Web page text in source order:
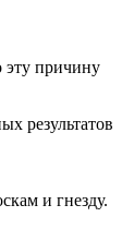
эту причину
результатов
и гнезду.